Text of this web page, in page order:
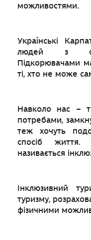
можливостями.
Українські
людей з
Підкорювачами
ті, хто не може
Навколо нас –
потребами,
теж хочуть
спосіб життя.
називається
Інклюзивний
туризму,
фізичними